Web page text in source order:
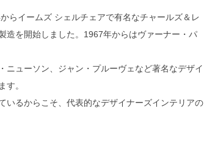
らイームズ シェルチェアで有名なチャールズ＆レ
造を開始しました。1967年からはヴァーナー・パ
ニューソン、ジャン・プルーヴェなど著名なデザイ
す。
いるからこそ、代表的なデザイナーズインテリアの